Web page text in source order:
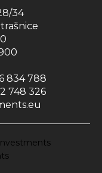
34
834 788
748 326